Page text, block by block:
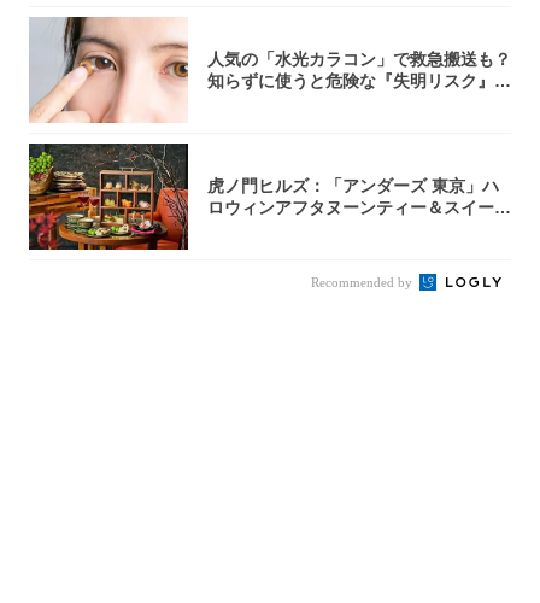
人気の「水光カラコン」で救急搬送も？
知らずに使うと危険な『失明リスク』と
虎ノ門ヒルズ：「アンダーズ 東京」ハ
ロウィンアフタヌーンティー＆スイーツ
Recommended by